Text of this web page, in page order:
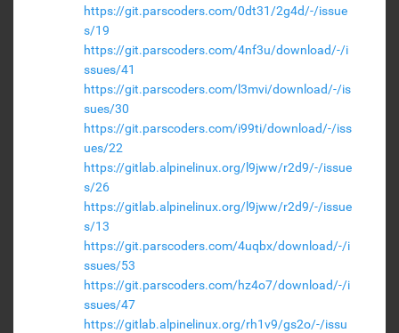
https://git.parscoders.com/0dt31/2g4d/-/issue
s/19
https://git.parscoders.com/4nf3u/download/-/i
ssues/41
https://git.parscoders.com/l3mvi/download/-/is
sues/30
https://git.parscoders.com/i99ti/download/-/iss
ues/22
https://gitlab.alpinelinux.org/l9jww/r2d9/-/issue
s/26
https://gitlab.alpinelinux.org/l9jww/r2d9/-/issue
s/13
https://git.parscoders.com/4uqbx/download/-/i
ssues/53
https://git.parscoders.com/hz4o7/download/-/i
ssues/47
https://gitlab.alpinelinux.org/rh1v9/gs2o/-/issu